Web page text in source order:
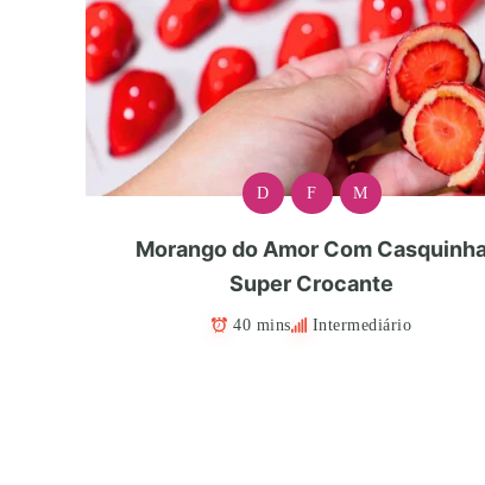
D F M
Morango do Amor Com
Super Crocante
40 mins Intermediário